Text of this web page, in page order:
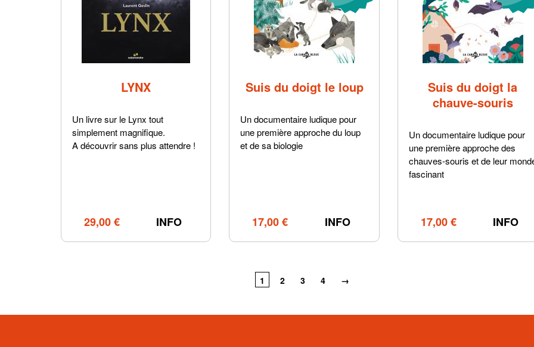
LYNX
Un livre sur le Lynx tout
simplement magnifique.
A découvrir sans plus attendre !
29,00 € INFO
Suis du doigt le loup
Un documentaire ludique pour
une première approche du loup
et de sa biologie
17,00 € INFO
Suis du doigt la
chauve-souris
Un documentaire ludique pour
une première approche des
chauves-souris et de leur
fascinant
17,00 € INFO
Page
1 Page
2 Page
3 Page
4
Page
→